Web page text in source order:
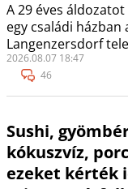
A 29 éves
egy családi házban
Langenzersdorf
2026.08.07 18:47
46
Sushi,
kókuszvíz,
ezeket kérték